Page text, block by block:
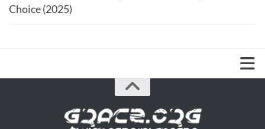
Choice (2025)